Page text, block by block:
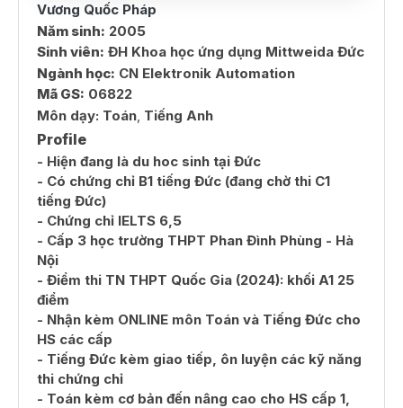
Vương Quốc Pháp
Năm sinh: 2005
Sinh viên: ĐH Khoa học ứng dụng Mittweida Đức
Ngành học: CN Elektronik Automation
Mã GS: 06822
Môn dạy: Toán, Tiếng Anh
Profile
- Hiện đang là du hoc sinh tại Đức
- Có chứng chỉ B1 tiếng Đức (đang chờ thi C1
tiếng Đức)
- Chứng chỉ IELTS 6,5
- Cấp 3 học trường THPT Phan Đình Phùng - Hà
Nội
- Điểm thi TN THPT Quốc Gia (2024): khối A1 25
điểm
- Nhận kèm ONLINE môn Toán và Tiếng Đức cho
HS các cấp
- Tiếng Đức kèm giao tiếp, ôn luyện các kỹ năng
thi chứng chỉ
- Toán kèm cơ bản đến nâng cao cho HS cấp 1,